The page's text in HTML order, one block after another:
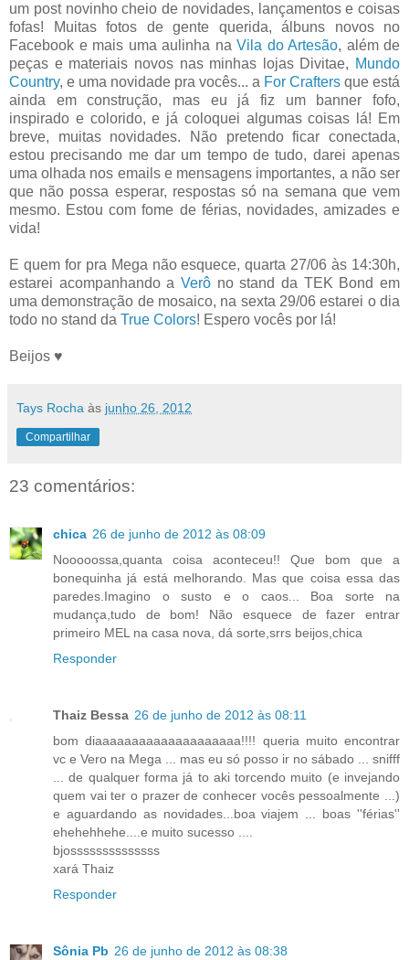
um post novinho cheio de novidades, lançamentos e coisas
fofas! Muitas fotos de gente querida, álbuns novos no
Facebook e mais uma aulinha na Vila do Artesão, além de
peças e materiais novos nas minhas lojas Divitae, Mundo
Country, e uma novidade pra vocês... a For Crafters que está
ainda em construção, mas eu já fiz um banner fofo,
inspirado e colorido, e já coloquei algumas coisas lá! Em
breve, muitas novidades. Não pretendo ficar conectada,
estou precisando me dar um tempo de tudo, darei apenas
uma olhada nos emails e mensagens importantes, a não ser
que não possa esperar, respostas só na semana que vem
mesmo. Estou com fome de férias, novidades, amizades e
vida!
E quem for pra Mega não esquece, quarta 27/06 às 14:30h,
estarei acompanhando a Verô no stand da TEK Bond em
uma demonstração de mosaico, na sexta 29/06 estarei o dia
todo no stand da True Colors! Espero vocês por lá!
Beijos ♥
Tays Rocha às junho 26, 2012
Compartilhar
23 comentários:
chica 26 de junho de 2012 às 08:09
Nooooossa,quanta coisa aconteceu!! Que bom que a
bonequinha já está melhorando. Mas que coisa essa das
paredes.Imagino o susto e o caos... Boa sorte na
mudança,tudo de bom! Não esquece de fazer entrar
primeiro MEL na casa nova, dá sorte,srrs beijos,chica
Responder
Thaiz Bessa 26 de junho de 2012 às 08:11
bom diaaaaaaaaaaaaaaaaaaaa!!!! queria muito encontrar
vc e Vero na Mega ... mas eu só posso ir no sábado ... snifff
... de qualquer forma já to aki torcendo muito (e invejando
quem vai ter o prazer de conhecer vocês pessoalmente ...)
e aguardando as novidades...boa viajem ... boas ''férias''
ehehehhehe....e muito sucesso ....
bjossssssssssssss
xará Thaiz
Responder
Sônia Pb 26 de junho de 2012 às 08:38